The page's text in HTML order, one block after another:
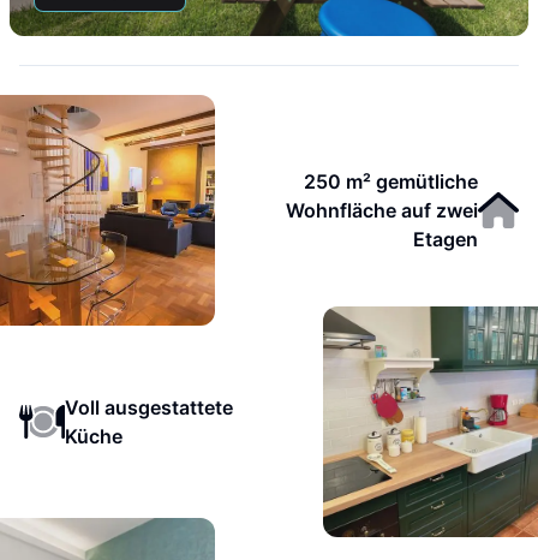
250 m² gemütliche
Wohnfläche auf zwei
Etagen
Voll ausgestattete
Küche